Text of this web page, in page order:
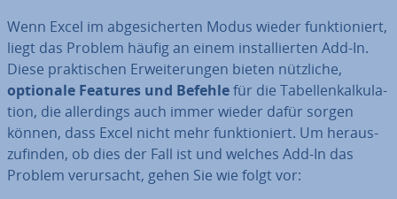
Wenn Excel im ab­ge­si­cher­ten Modus wieder funk­tio­niert,
liegt das Problem häufig an einem in­stal­lier­ten Add-In.
Diese prak­ti­schen Er­wei­te­run­gen bieten nützliche,
optionale Features und Befehlefür die Ta­bel­len­kal­ku­la­
ti­on, die al­ler­dings auch immer wieder dafür sorgen
können, dass Excel nicht mehr funk­tio­niert. Um her­aus­
zu­fin­den, ob dies der Fall ist und welches Add-In das
Problem ver­ur­sacht, gehen Sie wie folgt vor: